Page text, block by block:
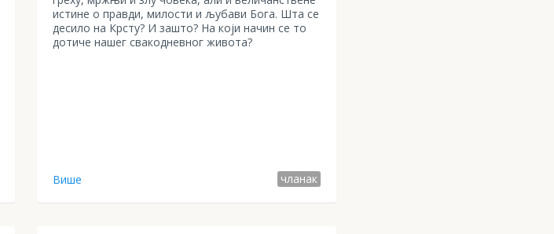
истине о правди, милости и љубави Бога. Шта се
десило на Крсту? И зашто? На који начин се то
дотиче нашег свакодневног живота?
Више чланак